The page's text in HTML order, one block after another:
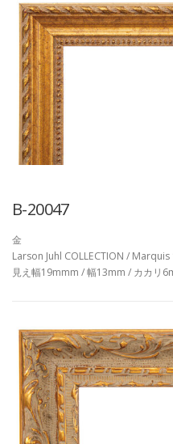
B-20047
金
Larson Juhl COLLECTION / Marquis
見え幅19mmm / 幅13mm / カカリ